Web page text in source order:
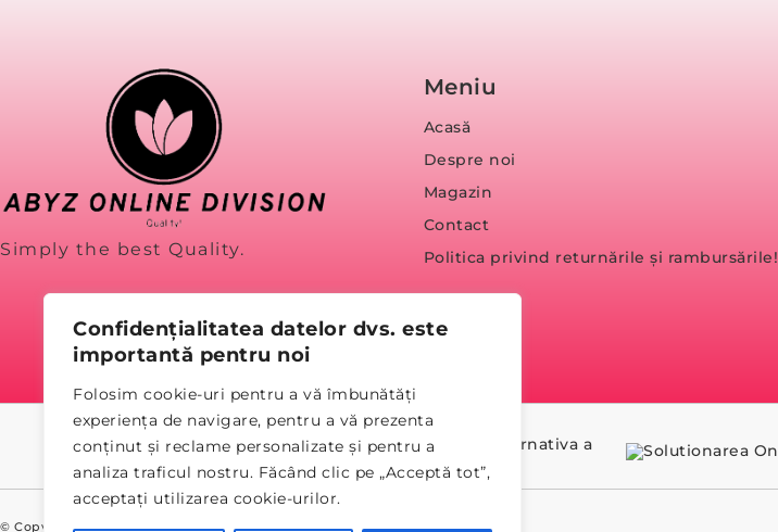
Confidențialitatea datelor dvs. este
importantă pentru noi
Folosim cookie-uri pentru a vă îmbunătăți
experiența de navigare, pentru a vă prezenta
conținut și reclame personalizate și pentru a
analiza traficul nostru. Făcând clic pe „Acceptă tot”,
acceptați utilizarea cookie-urilor.
Simply the best Quality.
Meniu
Acasă
Despre noi
Magazin
Contact
Politica privind returnările și rambursările!
© Copyright 2023 abyz.ro